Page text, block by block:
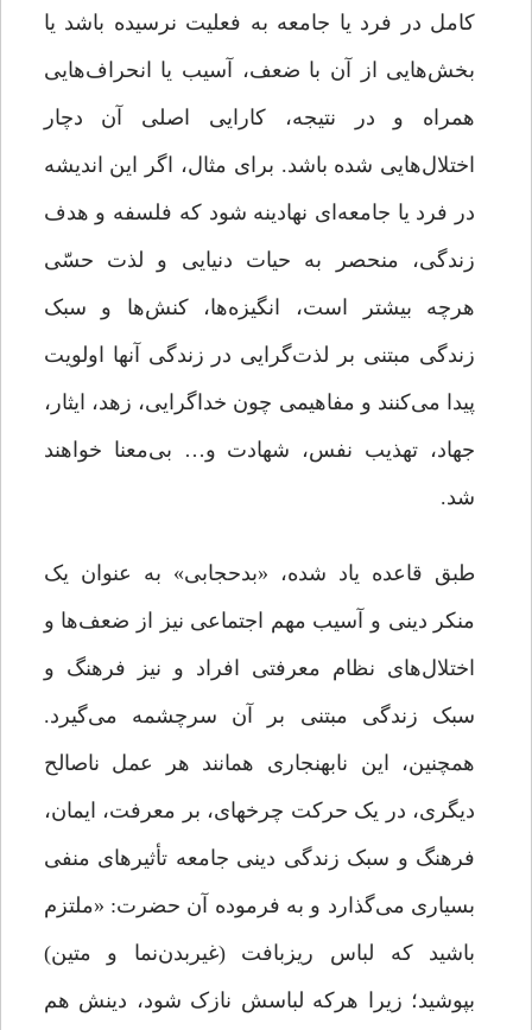
کامل در فرد یا جامعه به فعلیت نرسیده باشد یا
بخش‌هایی از آن با ضعف، آسیب یا انحراف‌هایی
همراه و در نتیجه، کارایی اصلی آن دچار
اختلال‌هایی شده باشد. برای مثال، اگر این اندیشه
در فرد یا جامعه‌ای نهادینه شود که فلسفه و هدف
زندگی، منحصر به حیات دنیایی و لذت حسّی
هرچه بیشتر است، انگیزه‌ها، کنش‌ها و سبک
زندگی مبتنی بر لذت‌گرایی در زندگی آنها اولویت
پیدا می‌کنند و مفاهیمی چون خداگرایی، زهد، ایثار،
جهاد، تهذیب نفس، شهادت و… بی‌معنا خواهند
شد.
طبق قاعده یاد شده، «بدحجابی» به عنوان یک
منکر دینی و آسیب مهم اجتماعی نیز از ضعف‌ها و
اختلال‌های نظام معرفتی افراد و نیز فرهنگ و
سبک زندگی مبتنی بر آن سرچشمه می‌گیرد.
همچنین، این نابهنجاری همانند هر عمل ناصالح
دیگری، در یک حرکت چرخه­ای، بر معرفت، ایمان،
فرهنگ و سبک زندگی دینی جامعه تأثیرهای منفی
بسیاری می‌گذارد و به فرموده آن حضرت: «ملتزم
باشید که لباس ریزبافت (غیربدن‌نما و متین)
بپوشید؛ زیرا هرکه لباسش نازک شود، دینش هم